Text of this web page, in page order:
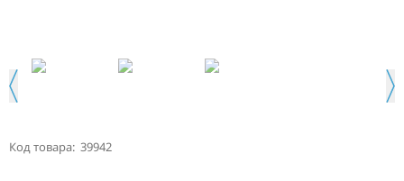
Код товара: 39942